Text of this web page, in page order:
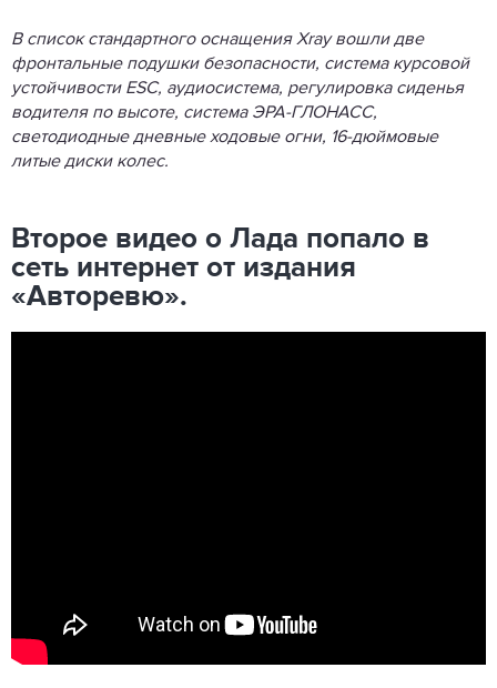
В список стандартного оснащения Xray вошли две
фронтальные подушки безопасности, система курсовой
устойчивости ESC, аудиосистема, регулировка сиденья
водителя по высоте, система ЭРА-ГЛОНАСС,
светодиодные дневные ходовые огни, 16-дюймовые
литые диски колес.
Второе видео о Лада попало в
сеть интернет от издания
«Авторевю».